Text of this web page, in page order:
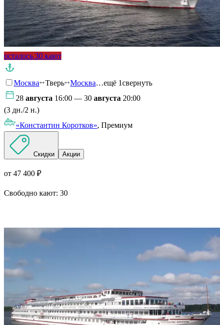
осталось 30 кают
Москва Тверь Москва…ещё 1свернуть
28 августа 16:00 — 30 августа 20:00
(3 дн./2 н.)
«Константин Коротков», Премиум
Скидки Акции
от 47 400 ₽
Свободно кают: 30